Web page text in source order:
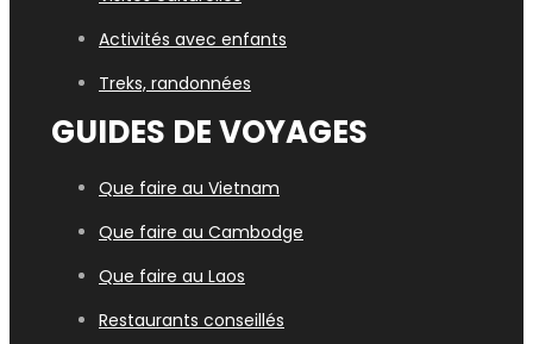
Activités avec enfants
Treks, randonnées
GUIDES DE VOYAGES
Que faire au Vietnam
Que faire au Cambodge
Que faire au Laos
Restaurants conseillés